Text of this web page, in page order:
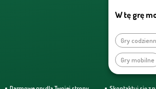
W tę grę
Gry
Gry mobilne